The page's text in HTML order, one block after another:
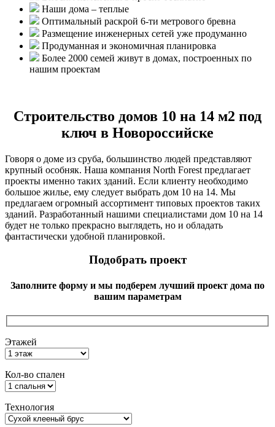
Наши дома – теплые
Оптимальный раскрой 6-ти метрового бревна
Размещение инженерных сетей уже продуманно
Продуманная и экономичная планировка
Более 2000 семей живут в домах, построенных по
нашим проектам
Строительство домов 10 на 14 м2 под
ключ в Новороссийске
Говоря о доме из сруба, большинство людей представляют
крупный особняк. Наша компания North Forest предлагает
проекты именно таких зданий. Если клиенту необходимо
большое жилье, ему следует выбрать дом 10 на 14. Мы
предлагаем огромный ассортимент типовых проектов таких
зданий. Разработанный нашими специалистами дом 10 на 14
будет не только прекрасно выглядеть, но и обладать
фантастически удобной планировкой.
Подобрать проект
Заполните форму и мы подберем лучший проект дома по
вашим параметрам
Этажей
Кол-во спален
Технология